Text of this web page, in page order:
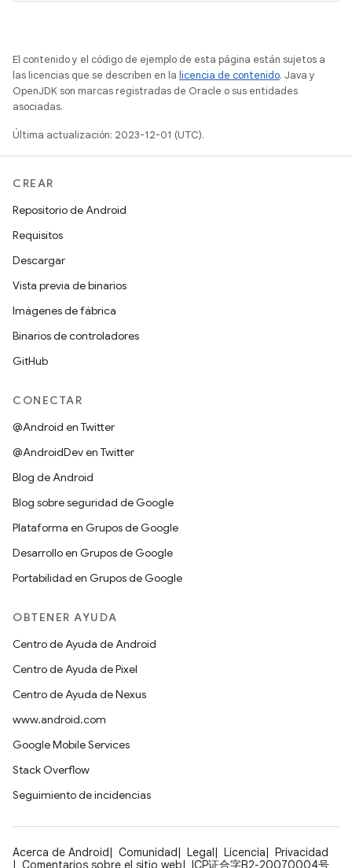
El contenido y el código de ejemplo de esta página están sujetos a
las licencias que se describen en la licencia de contenido. Java y
OpenJDK son marcas registradas de Oracle o sus entidades
asociadas.
Última actualización: 2023-12-01 (UTC).
CREAR
Repositorio de Android
Requisitos
Descargar
Vista previa de binarios
Imágenes de fábrica
Binarios de controladores
GitHub
CONECTAR
@Android en Twitter
@AndroidDev en Twitter
Blog de Android
Blog sobre seguridad de Google
Plataforma en Grupos de Google
Desarrollo en Grupos de Google
Portabilidad en Grupos de Google
OBTENER AYUDA
Centro de Ayuda de Android
Centro de Ayuda de Pixel
Centro de Ayuda de Nexus
www.android.com
Google Mobile Services
Stack Overflow
Seguimiento de incidencias
Acerca de Android Comunidad Legal Licencia
Privacidad
Comentarios sobre el sitio web
ICP证合字B2-20070004号